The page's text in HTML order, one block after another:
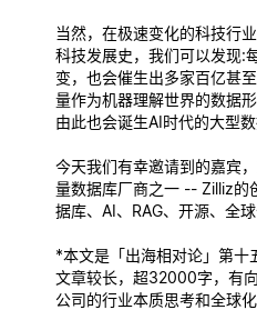
当然，在极速变化的科技行
科技发展史，我们可以发现:
变，也会催生出多家百亿甚
量作为机器理解世界的数据
由此也会诞生AI时代的大型数
今天我们有幸邀请到的嘉宾
量数据库厂商之一 -- Zilliz的
据库、AI、RAG、开源、全球
*本文是「出海相对论」第十
文章较长，超32000字，有
公司的行业本质思考和全球化